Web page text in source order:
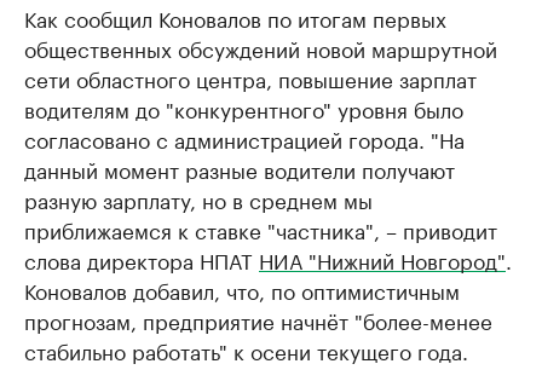
Как сообщил Коновалов по итогам первых
общественных обсуждений новой маршрутной
сети областного центра, повышение зарплат
водителям до "конкурентного" уровня было
согласовано с администрацией города. "На
данный момент разные водители получают
разную зарплату, но в среднем мы
приближаемся к ставке "частника", – приводит
слова директора НПАТ НИА "Нижний Новгород"
Коновалов добавил, что, по оптимистичным
прогнозам, предприятие начнёт "более-менее
стабильно работать" к осени текущего года.